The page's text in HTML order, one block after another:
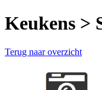
Keukens >
Terug naar overzicht